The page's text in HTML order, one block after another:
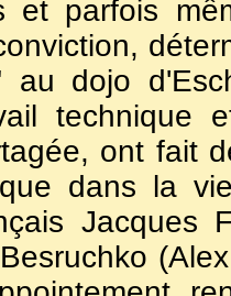
et parfois
au dojo
technique
ont fait
dans la
Jacques